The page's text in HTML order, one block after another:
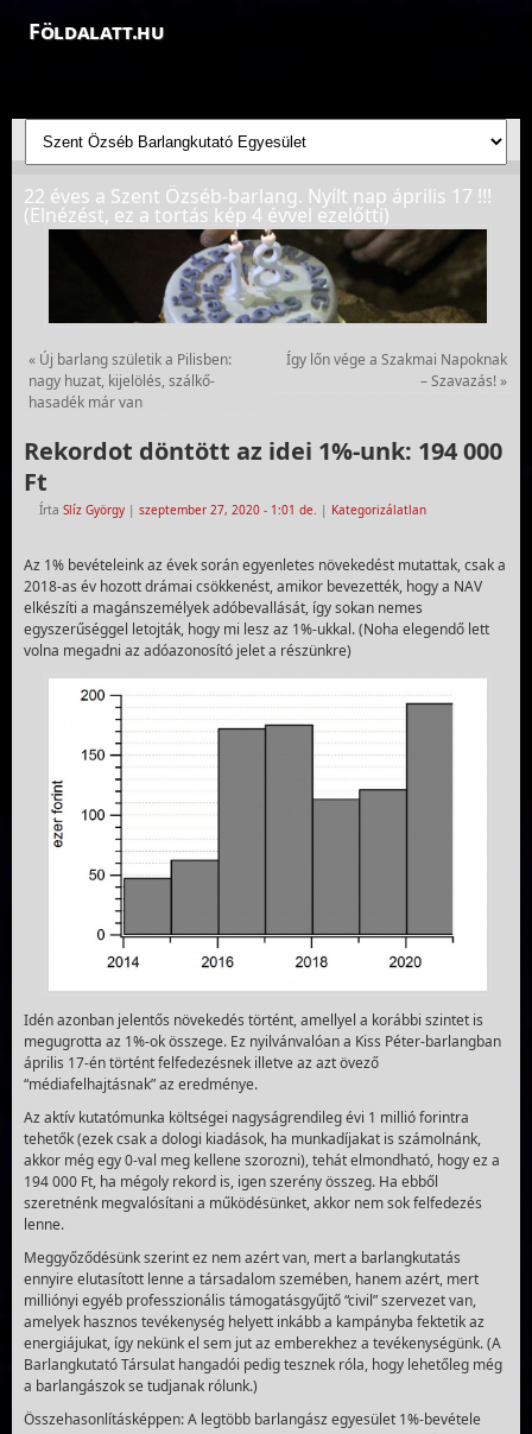
Földalatt.hu
Felfedezések a föld alatt - feltáró barlangkutatások
22 éves a Szent Özséb-barlang. Nyílt nap április 17 !!!
(Elnézést, ez a tortás kép 4 évvel ezelőtti)
« Új barlang születik a Pilisben:
nagy huzat, kijelölés, szálkő-
hasadék már van
Így lőn vége a Szakmai Napoknak
– Szavazás!»
Rekordot döntött az idei 1%-unk: 194 000
Ft
Írta Slíz György | szeptember 27, 2020 - 1:01 de. | Kategorizálatlan
Az 1% bevételeink az évek során egyenletes növekedést mutattak, csak a
2018-as év hozott drámai csökkenést, amikor bevezették, hogy a NAV
elkészíti a magánszemélyek adóbevallását, így sokan nemes
egyszerűséggel letojták, hogy mi lesz az 1%-ukkal. (Noha elegendő lett
volna megadni az adóazonosító jelet a részünkre)
Idén azonban jelentős növekedés történt, amellyel a korábbi szintet is
megugrotta az 1%-ok összege. Ez nyilvánvalóan a Kiss Péter-barlangban
április 17-én történt felfedezésnek illetve az azt övező
“médiafelhajtásnak” az eredménye.
Az aktív kutatómunka költségei nagyságrendileg évi 1 millió forintra
tehetők (ezek csak a dologi kiadások, ha munkadíjakat is számolnánk,
akkor még egy 0-val meg kellene szorozni), tehát elmondható, hogy ez a
194 000 Ft, ha mégoly rekord is, igen szerény összeg. Ha ebből
szeretnénk megvalósítani a működésünket, akkor nem sok felfedezés
lenne.
Meggyőződésünk szerint ez nem azért van, mert a barlangkutatás
ennyire elutasított lenne a társadalom szemében, hanem azért, mert
milliónyi egyéb professzionális támogatásgyűjtő “civil” szervezet van,
amelyek hasznos tevékenység helyett inkább a kampányba fektetik az
energiájukat, így nekünk el sem jut az emberekhez a tevékenységünk. (A
Barlangkutató Társulat hangadói pedig tesznek róla, hogy lehetőleg még
a barlangászok se tudjanak rólunk.)
Összehasonlításképpen: A legtöbb barlangász egyesület 1%-bevétele